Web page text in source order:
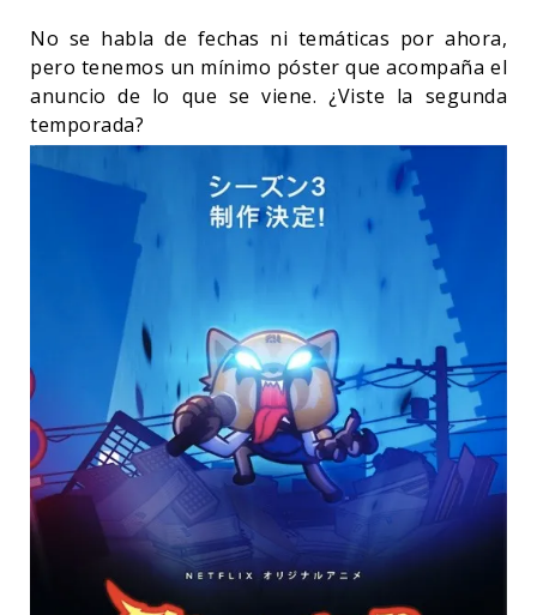
No se habla de fechas ni temáticas por ahora,
pero tenemos un mínimo póster que acompaña el
anuncio de lo que se viene. ¿Viste la segunda
temporada?